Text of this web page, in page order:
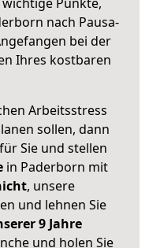
nach Pausa-
bei der
Ihres kostbaren
Arbeitsstress
sollen, dann
Sie und stellen
in Paderborn mit
, unsere
und lehnen Sie
9 Jahre
und holen Sie